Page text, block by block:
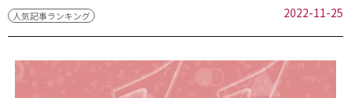
人気記事ランキング 2022-11-25